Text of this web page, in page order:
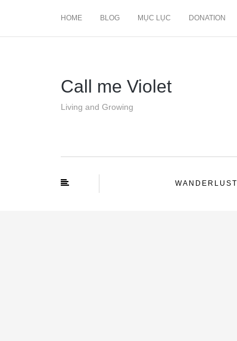
HOME BLOG MỤC LỤC DONATION
Call me Violet
Living and Growing
WANDERLUST